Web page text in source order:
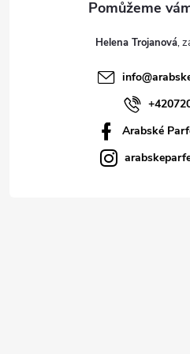
Helena Trojanová
info@
Arabské